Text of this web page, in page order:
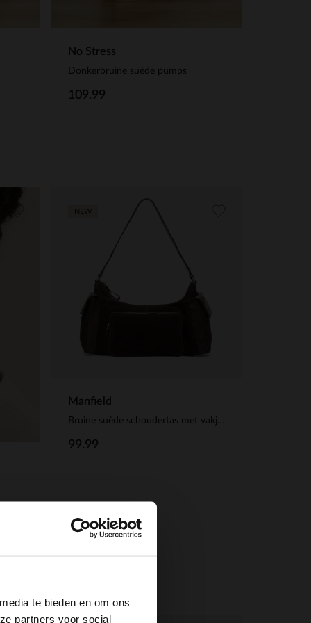
te bieden en om ons
partners voor social
No Stress
Donkerbruine suède pumps
109.99
Manfield
99.99